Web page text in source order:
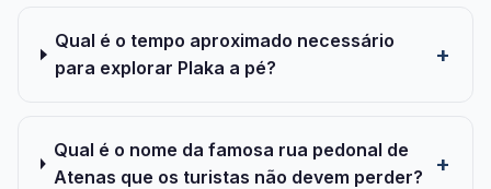
Qual é o tempo aproximado necessário
para explorar Plaka a pé?
Qual é o nome da famosa rua pedonal de
Atenas que os turistas não devem perder?